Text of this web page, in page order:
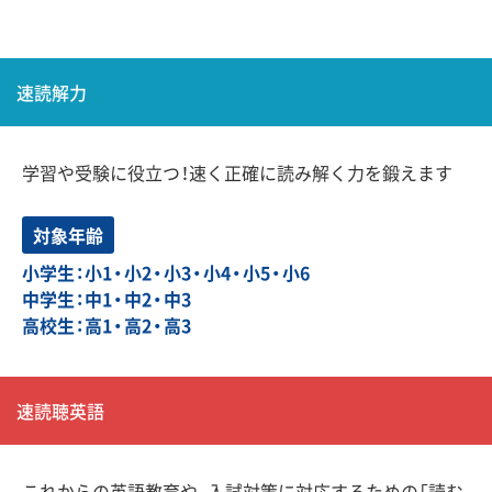
速読解力
学習や受験に役立つ！速く正確に読み解く力を鍛えます
対象年齢
小学生：小1・小2・小3・小4・小5・小6
中学生：中1・中2・中3
高校生：高1・高2・高3
速読聴英語